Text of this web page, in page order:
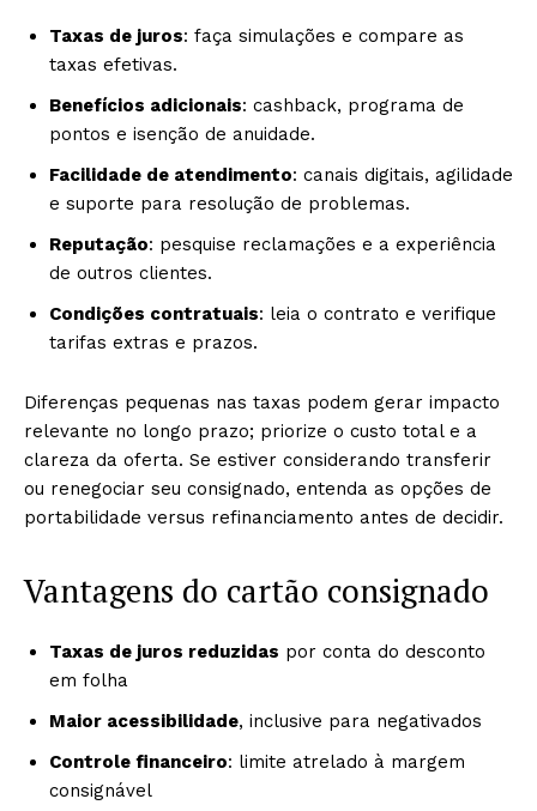
Taxas de juros: faça simulações e compare as
taxas efetivas.
Benefícios adicionais: cashback, programa de
pontos e isenção de anuidade.
Facilidade de atendimento: canais digitais, agilidade
e suporte para resolução de problemas.
Reputação: pesquise reclamações e a experiência
de outros clientes.
Condições contratuais: leia o contrato e verifique
tarifas extras e prazos.
Diferenças pequenas nas taxas podem gerar impacto
relevante no longo prazo; priorize o custo total e a
clareza da oferta. Se estiver considerando transferir
ou renegociar seu consignado, entenda as opções de
portabilidade versus refinanciamento antes de decidir.
Vantagens do cartão consignado
Taxas de juros reduzidas por conta do desconto
em folha
Maior acessibilidade, inclusive para negativados
Controle financeiro: limite atrelado à margem
consignável